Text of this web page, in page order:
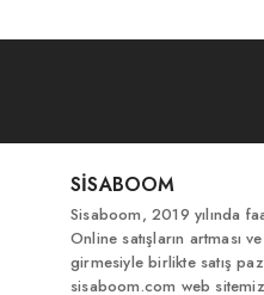
SİSABOOM
Sisaboom, 2019 yılında
Online satışların artması
girmesiyle birlikte satış
sisaboom.com web